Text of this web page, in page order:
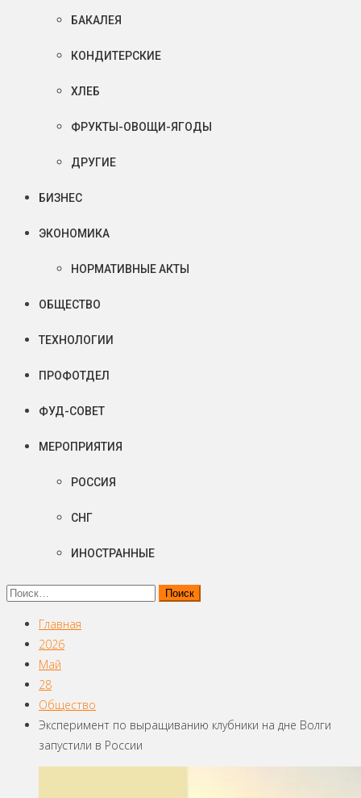
БАКАЛЕЯ
КОНДИТЕРСКИЕ
ХЛЕБ
ФРУКТЫ-ОВОЩИ-ЯГОДЫ
ДРУГИЕ
БИЗНЕС
ЭКОНОМИКА
НОРМАТИВНЫЕ АКТЫ
ОБЩЕСТВО
ТЕХНОЛОГИИ
ПРОФОТДЕЛ
ФУД-СОВЕТ
МЕРОПРИЯТИЯ
РОССИЯ
СНГ
ИНОСТРАННЫЕ
Найти:
Главная
2026
Май
28
Общество
Эксперимент по выращиванию клубники на дне Волги
запустили в России